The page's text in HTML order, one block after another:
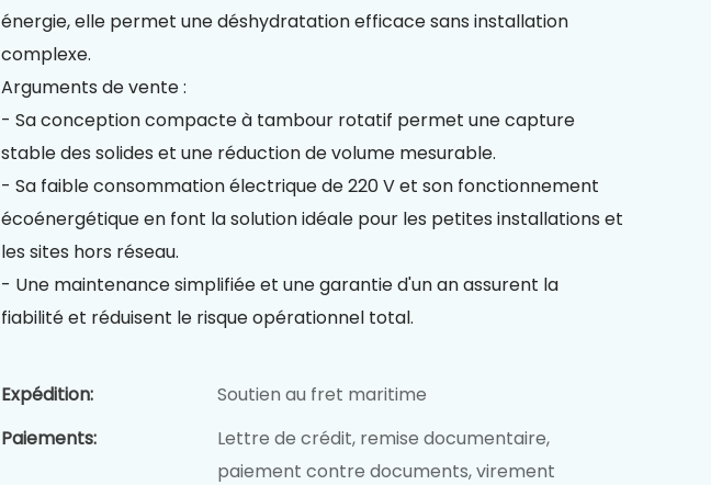
énergie, elle permet une déshydratation efficace sans installation
complexe.
Arguments de vente :
- Sa conception compacte à tambour rotatif permet une capture
stable des solides et une réduction de volume mesurable.
- Sa faible consommation électrique de 220 V et son fonctionnement
écoénergétique en font la solution idéale pour les petites installations et
les sites hors réseau.
- Une maintenance simplifiée et une garantie d'un an assurent la
fiabilité et réduisent le risque opérationnel total.
Expédition:
Soutien au fret maritime
Paiements:
Lettre de crédit, remise documentaire,
paiement contre documents, virement